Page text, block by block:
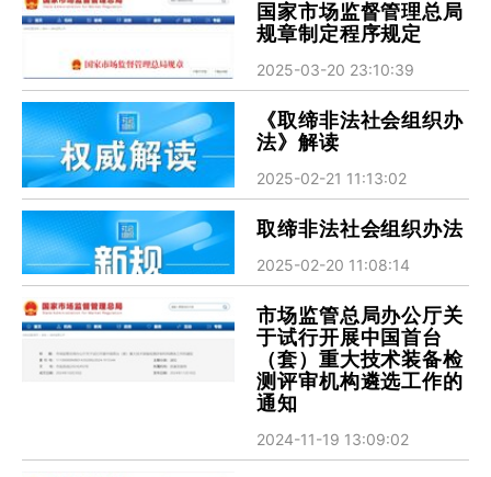
国家市场监督管理总局
规章制定程序规定
2025-03-20 23:10:39
《取缔非法社会组织办
法》解读
2025-02-21 11:13:02
取缔非法社会组织办法
2025-02-20 11:08:14
市场监管总局办公厅关
于试行开展中国首台
（套）重大技术装备检
测评审机构遴选工作的
通知
2024-11-19 13:09:02